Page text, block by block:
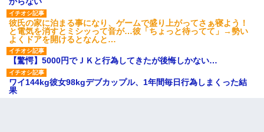
彼氏の家に泊まる事になり、ゲームで盛り上がってさぁ寝よう！
と電気を消すとミシッって音が…彼「ちょっと待ってて」→勢い
よくドアを開けるとなんと…
【驚愕】5000円でＪＫと行為してきたが後悔しかない…
ワイ144kg彼女98kgデブカップル、1年間毎日行為しまくった結
果